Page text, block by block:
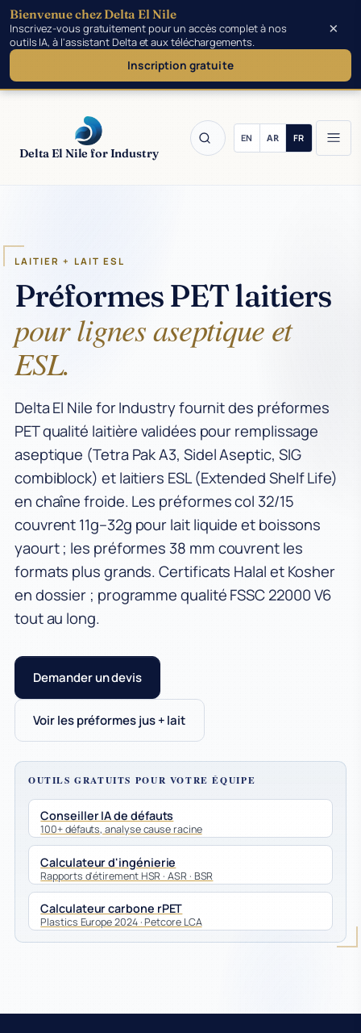
Passer au contenu principal
Delta El Nile for Industry
LAITIER + LAIT ESL
Préformes PET laitiers
pour lignes aseptique et
ESL.
Delta El Nile for Industry fournit des préformes
PET qualité laitière validées pour remplissage
aseptique (Tetra Pak A3, Sidel Aseptic, SIG
combiblock) et laitiers ESL (Extended Shelf Life)
en chaîne froide. Les préformes col 32/15
couvrent 11g–32g pour lait liquide et boissons
yaourt ; les préformes 38 mm couvrent les
formats plus grands. Certificats Halal et Kosher
en dossier ; programme qualité FSSC 22000 V6
tout au long.
Demander un devis
Voir les préformes jus + lait
OUTILS GRATUITS POUR VOTRE ÉQUIPE
Conseiller IA de défauts
100+ défauts, analyse cause racine
Calculateur d'ingénierie
Rapports d'étirement HSR · ASR · BSR
Calculateur carbone rPET
Plastics Europe 2024 · Petcore LCA
Bienvenue chez Delta El Nile
Inscrivez-vous gratuitement pour un accès complet à nos
outils IA, à l'assistant Delta et aux téléchargements.
Inscription gratuite
×